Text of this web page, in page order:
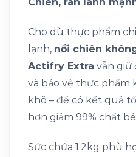
Chiên, rán lành
Cho dù thực phẩm
lạnh, nồi chiên
Actifry Extra vẫn giữ
và bảo vệ thực phẩm
khô – để có kết quả
hơn giảm 99% chất
Sức chứa 1.2kg phù